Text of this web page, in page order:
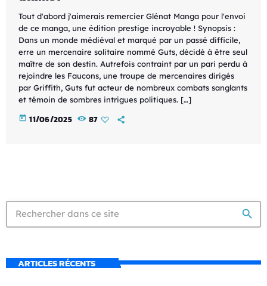
Tout d'abord j'aimerais remercier Glénat Manga pour l'envoi
de ce manga, une édition prestige incroyable ! Synopsis :
Dans un monde médiéval et marqué par un passé difficile,
erre un mercenaire solitaire nommé Guts, décidé à être seul
maître de son destin. Autrefois contraint par un pari perdu à
rejoindre les Faucons, une troupe de mercenaires dirigés
par Griffith, Guts fut acteur de nombreux combats sanglants
et témoin de sombres intrigues politiques. […]
today 11/06/2025 87
search
ARTICLES RÉCENTS